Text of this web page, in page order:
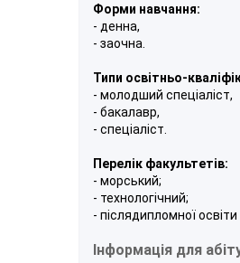
Форми навчання:
- денна,
- заочна.
Типи освітньо-
- молодший спеціаліст,
- бакалавр,
- спеціаліст.
Перелік факультетів:
- морський;
- технологічний;
- післядипломної освіти
Інформація для